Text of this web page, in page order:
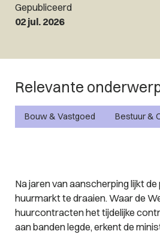
Gepubliceerd
02 jul. 2026
Relevante
Bouw & Vastgoed Bestuur &
Na jaren van aanscherping lijkt
huurmarkt te draaien. Waar de
huurcontracten het tijdelijke
aan banden legde, erkent de